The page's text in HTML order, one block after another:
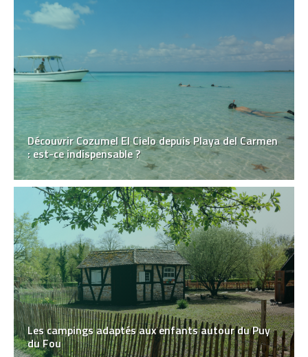
Découvrir Cozumel El Cielo depuis Playa del Carmen
: est-ce indispensable ?
Les campings adaptés aux enfants autour du Puy
du Fou